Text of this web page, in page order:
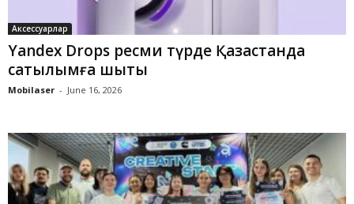
Аксессуарлар
Yandex Drops ресми түрде Қазақстанда
сатылымға шықты
Mobilaser - June 16, 2026